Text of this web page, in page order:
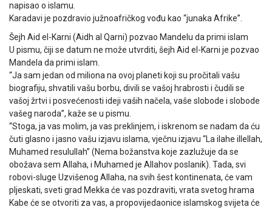
napisao o islamu.
Karadavi je pozdravio južnoafričkog vođu kao “junaka Afrike”.
Šejh Aid el-Karni (Aidh al Qarni) pozvao Mandelu da primi islam
U pismu, čiji se datum ne može utvrditi, šejh Aid el-Karni je pozvao
Mandela da primi islam.
“Ja sam jedan od miliona na ovoj planeti koji su pročitali vašu
biografiju, shvatili vašu borbu, divili se vašoj hrabrosti i čudili se
vašoj žrtvi i posvećenosti ideji vaših načela, vaše slobode i slobode
vašeg naroda”, kaže se u pismu.
“Stoga, ja vas molim, ja vas preklinjem, i iskrenom se nadam da ću
čuti glasno i jasno vašu izjavu islama, vječnu izjavu “La ilahe illellah,
Muhamed resulullah” (Nema božanstva koje zazlužuje da se
obožava sem Allaha, i Muhamed je Allahov poslanik). Tada, svi
robovi-sluge Uzvišenog Allaha, na svih šest kontinenata, će vam
pljeskati, sveti grad Mekka će vas pozdraviti, vrata svetog hrama
Kabe će se otvoriti za vas, a propovijedaonice islamskog svijeta će